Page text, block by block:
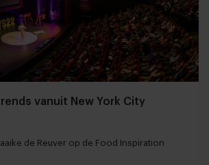
vanuit New York City
de Reuver op de Food Inspiration